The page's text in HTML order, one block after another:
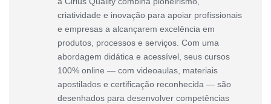
criatividade e inovação para apoiar profissionais
e empresas a alcançarem excelência em
produtos, processos e serviços. Com uma
abordagem didática e acessível, seus cursos
100% online — com videoaulas, materiais
apostilados e certificação reconhecida — são
desenhados para desenvolver competências